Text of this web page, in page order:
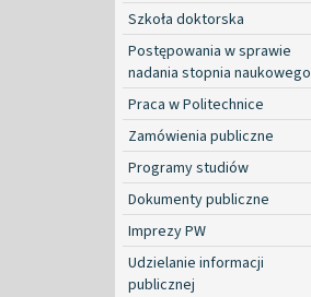
Szkoła doktorska
Postępowania w sprawie
nadania stopnia naukowego
Praca w Politechnice
Zamówienia publiczne
Programy studiów
Dokumenty publiczne
Imprezy PW
Udzielanie informacji
publicznej